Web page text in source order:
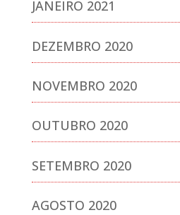
JANEIRO 2021
DEZEMBRO 2020
NOVEMBRO 2020
OUTUBRO 2020
SETEMBRO 2020
AGOSTO 2020